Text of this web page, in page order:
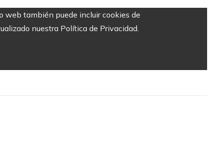
web también puede incluir cookies de
nuestra Política de Privacidad.